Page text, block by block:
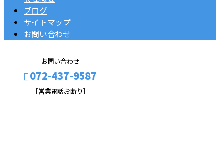
ブログ
サイトマップ
お問い合わせ
お問い合わせ
072-437-9587
［営業電話お断り］